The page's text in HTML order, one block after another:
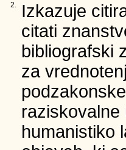
2.
Izkazuje
citati
bibliografski
za
humanistiko